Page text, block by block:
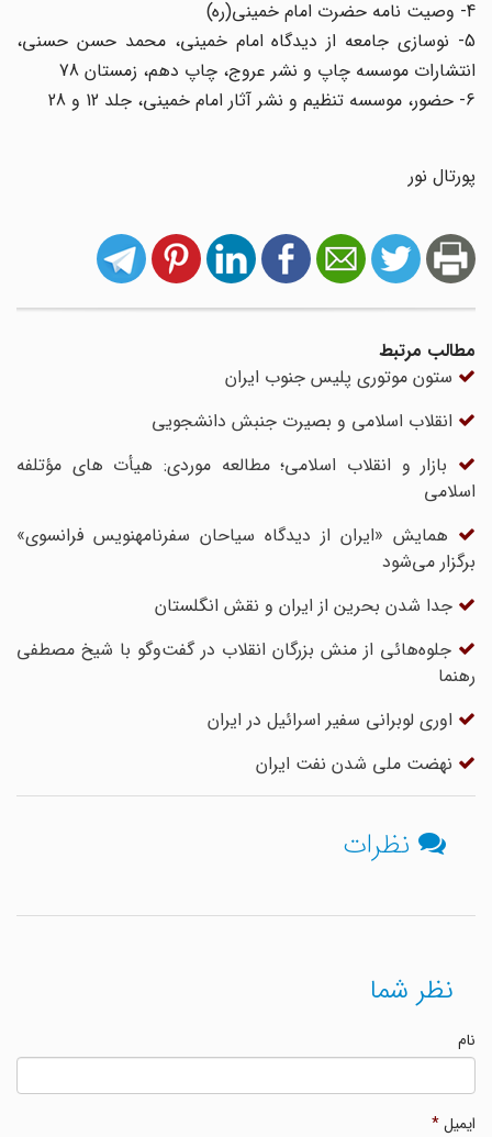
5- نوسازى جامعه از دیدگاه امام خمینی، محمد حسن حسنی،
انتشارات موسسه چاپ و نشر عروج، چاپ دهم، زمستان 78
پورتال نور
مطالب مرتبط
ستون موتوری پلیس جنوب ایران
انقلاب اسلامی و بصیرت جنبش دانشجویی
بازار و انقلاب اسلامی؛ مطالعه موردی: هیأت های مؤتلفه
اسلامی
همایش «ایران از دیدگاه سیاحان سفرنامه‎نویس فرانسوی»
برگزار می‌شود
جدا شدن بحرین از ایران و نقش انگلستان
جلوه‌هائی از منش بزرگان انقلاب در گفت‌وگو با شیخ مصطفی
رهنما
اوری لوبرانی سفیر اسرائیل در ایران
نهضت ملی شدن نفت ایران
نظرات
نظر شما
ایمیل*